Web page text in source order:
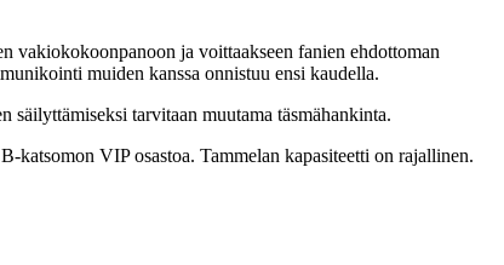
vakiokokoonpanoon ja voittaakseen fanien ehdottoman
muiden kanssa onnistuu ensi kaudella.
tarvitaan muutama täsmähankinta.
katsomon VIP osastoa. Tammelan kapasiteetti on rajallinen.